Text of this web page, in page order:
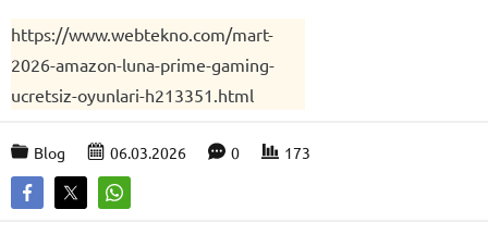
https://www.webtekno.com/mart-
2026-amazon-luna-prime-gaming-
ucretsiz-oyunlari-h213351.html
Blog 06.03.2026 0 173